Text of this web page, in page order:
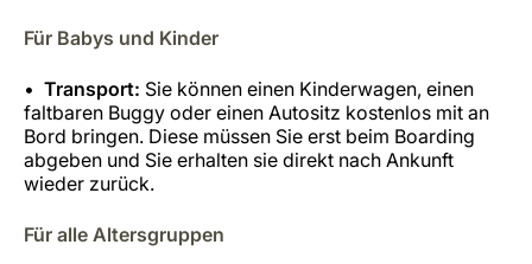
Für Babys und Kinder
Transport: Sie können einen Kinderwagen, einen
faltbaren Buggy oder einen Autositz kostenlos mit an
Bord bringen. Diese müssen Sie erst beim Boarding
abgeben und Sie erhalten sie direkt nach Ankunft
wieder zurück.
Für alle Altersgruppen